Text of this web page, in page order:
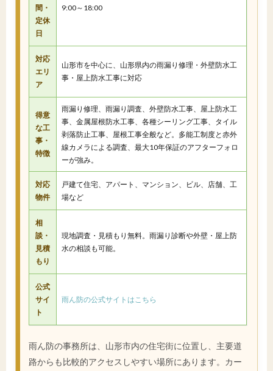
間・
定休
日
9:00～18:00
対応
エリ
ア
山形市を中心に、山形県内の雨漏り修理・外壁防水工
事・屋上防水工事に対応
得意
な工
事・
特徴
雨漏り修理、雨漏り調査、外壁防水工事、屋上防水工
事、金属屋根防水工事、各種シーリング工事、タイル
剥落防止工事、屋根工事全般など。多能工制度と赤外
線カメラによる調査、最大10年保証のアフターフォロ
ーが強み。
対応
物件
戸建て住宅、アパート、マンション、ビル、店舗、工
場など
相
談・
見積
もり
現地調査・見積もり無料。雨漏り診断や外壁・屋上防
水の相談も可能。
公式
サイ
ト
雨ん防の公式サイトはこちら
雨ん防の事務所は、山形市内の住宅街に位置し、主要道
路からも比較的アクセスしやすい場所にあります。カー